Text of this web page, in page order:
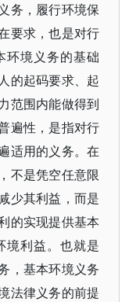
务，履行环境保
要求，也是对行
环境义务的基础
的起码要求、起
范围内能做得到
遍性，是指对行
适用的义务。在
不是凭空任意限
少其利益，而是
的实现提供基本
境利益。也就是
，基本环境义务
法律义务的前提